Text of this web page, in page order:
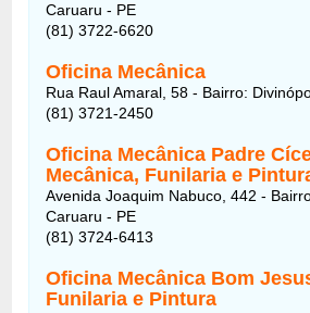
Caruaru - PE
(81) 3722-6620
Oficina Mecânica
Rua Raul Amaral, 58 - Bairro:
(81) 3721-2450
Oficina Mecânica Padre
Mecânica, Funilaria e
Avenida Joaquim Nabuco, 442 -
Caruaru - PE
(81) 3724-6413
Oficina Mecânica Bom
Funilaria e Pintura